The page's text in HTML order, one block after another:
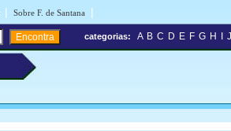
| Sobre F. de Santana |
categorias: A B C D E F G H J